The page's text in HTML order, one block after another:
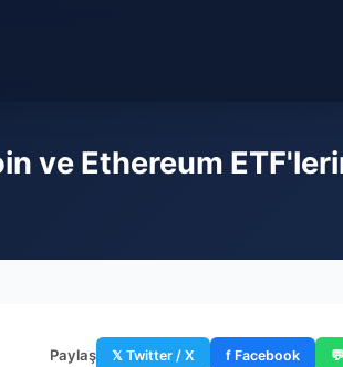
ve Ethereum
Paylaş 𝕏 Twitter / X f Facebook